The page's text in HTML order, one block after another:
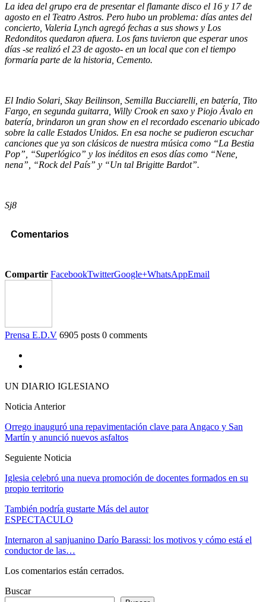
La idea del grupo era de presentar el flamante disco el 16 y 17 de
agosto en el Teatro Astros. Pero hubo un problema: días antes del
concierto, Valeria Lynch agregó fechas a sus shows y Los
Redonditos quedaron afuera. Los fans tuvieron que esperar unos
días -se realizó el 23 de agosto- en un local que con el tiempo
formaría parte de la historia, Cemento.
El Indio Solari, Skay Beilinson, Semilla Bucciarelli, en batería, Tito
Fargo, en segunda guitarra, Willy Crook en saxo y Piojo Ávalo en
batería, brindaron un gran show en el recordado escenario ubicado
sobre la calle Estados Unidos. En esa noche se pudieron escuchar
canciones que ya son clásicos de nuestra música como “La Bestia
Pop”, “Superlógico” y los inéditos en esos días como “Nene,
nena”, “Rock del País” y “Un tal Brigitte Bardot”.
Sj8
Comentarios
Compartir FacebookTwitterGoogle+WhatsAppEmail
Prensa E.D.V 6905 posts 0 comments
UN DIARIO IGLESIANO
Noticia Anterior
Orrego inauguró una repavimentación clave para Angaco y San
Martín y anunció nuevos asfaltos
Seguiente Noticia
Iglesia celebró una nueva promoción de docentes formados en su
propio territorio
También podría gustarte Más del autor
ESPECTACULO
Internaron al sanjuanino Darío Barassi: los motivos y cómo está el
conductor de las…
Los comentarios están cerrados.
Buscar